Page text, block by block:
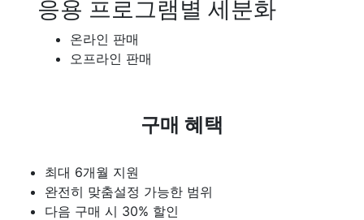
응용 프로그램별 세분화
온라인 판매
오프라인 판매
구매 혜택
최대 6개월 지원
완전히 맞춤설정 가능한 범위
다음 구매 시 30% 할인